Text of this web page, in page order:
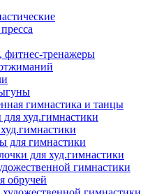
фитнес-тренажеры
гимнастика и танцы
для худ.гимнастики
для гимнастики
для худ.гимнастики
гимнастики
обручей